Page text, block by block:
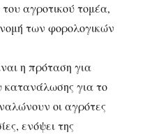
αγροτικού τομέα,
των φορολογικών
η πρόταση για
κατανάλωσης για το
οι αγρότες
ενόψει της